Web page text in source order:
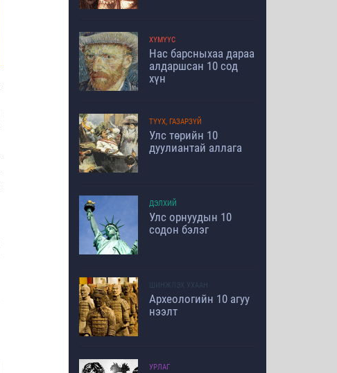
ХҮМҮҮС
Нас барсныхаа дараа
алдаршсан 10 сод
хүн
ТҮҮХ, ГАЗАРЗҮЙ
Улс төрийн 10
дуулиантай аллага
ДЭЛХИЙ
Улс орнуудын 10
содон бэлэг
ШИНЖЛЭХ УХААН
Археологийн 10 агуу
нээлт
УРЛАГ